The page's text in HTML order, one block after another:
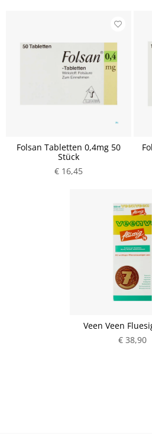
Folsan Tabletten 0,4mg 50
Stück
€ 16,45
Veen Veen
€ 38,90